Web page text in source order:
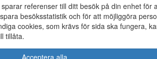
37 38 39
referenser till ditt besök på din enhet för
besöksstatistik och för att möjliggöra
cookies, som krävs för sida ska fungera,
tillåta.
Acceptera alla